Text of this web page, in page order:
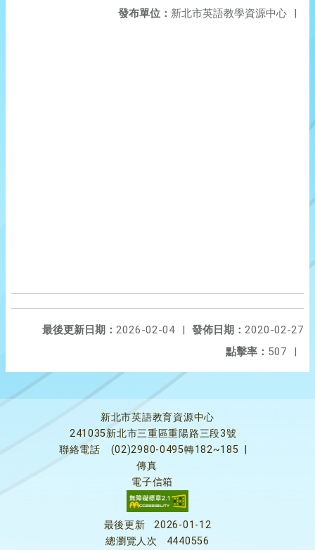
發布單位： 新北市英語教學資源中心 |
發佈日期： 2020-02-27
最後更新日期： 2026-02-04
|
點擊率： 507 |
新北市英語教育資源中心
241035新北市三重區重陽路三段3號
聯絡電話
(02)2980-0495轉182~185
傳真
電子信箱
最後更新
2026-01-12
總瀏覽人次
4440556